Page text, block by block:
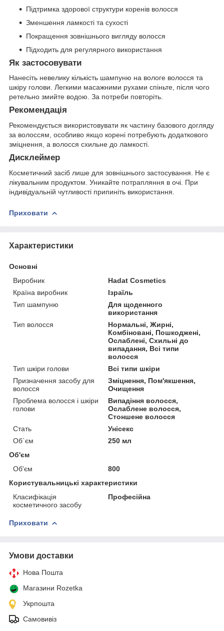
Підтримка здорової структури коренів волосся
Зменшення ламкості та сухості
Покращення зовнішнього вигляду волосся
Підходить для регулярного використання
Як застосовувати
Нанесіть невелику кількість шампуню на вологе волосся та
шкіру голови. Легкими масажними рухами спіньте, після чого
ретельно змийте водою. За потреби повторіть.
Рекомендація
Рекомендується використовувати як частину базового догляду
за волоссям, особливо якщо корені потребують додаткового
зміцнення, а волосся схильне до ламкості.
Дисклеймер
Косметичний засіб лише для зовнішнього застосування. Не є
лікувальним продуктом. Уникайте потрапляння в очі. При
індивідуальній чутливості припиніть використання.
Приховати
Характеристики
Основні
Виробник
Hadat Cosmetics
Країна виробник
Ізраїль
Тип шампуню
Для щоденного
використання
Тип волосся
Нормальні, Жирні,
Комбіновані, Пошкоджені,
Ослаблені, Схильні до
випадання, Всі типи
волосся
Тип шкіри голови
Всі типи шкіри
Призначення засобу для
волосся
Зміцнення, Пом'якшення,
Очищення
Проблема волосся і шкіри
голови
Випадіння волосся,
Ослаблене волосся,
Стоншене волосся
Стать
Унісекс
Об`єм
250 мл
Об'єм
Об'єм
800
Користувальницькі характеристики
Класифікація
косметичного засобу
Професійна
Приховати
Умови доставки
Нова Пошта
Магазини Rozetka
Укрпошта
Самовивіз